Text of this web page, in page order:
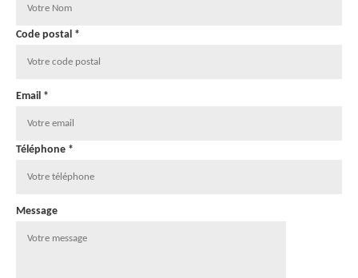
Code postal *
Email *
Téléphone *
Message